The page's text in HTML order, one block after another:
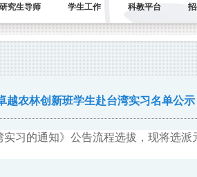
研究生导师 学生工作 科教平台
越农林创新班学生赴台湾实习名单公示
习的通知》公告流程选拔，现将选